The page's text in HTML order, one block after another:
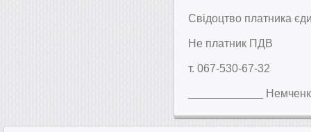
Свідоцтво платника
Не платник ПДВ
т. 067-530-67-32